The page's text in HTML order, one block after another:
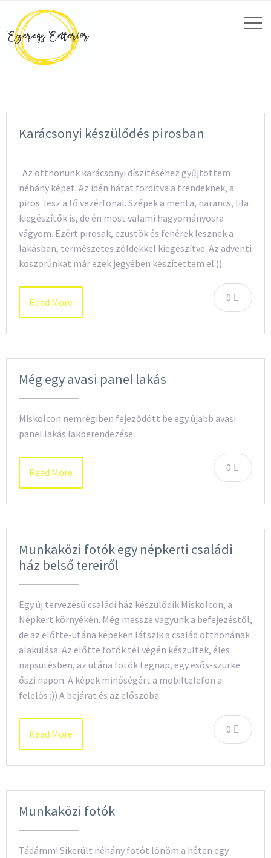
Karácsonyi készülődés pirosban
Az otthonunk karácsonyi díszítéséhez gyűjtöttem
néhány képet. Az idén hátat fordítva a trendeknek, a
piros lesz a fő vezérfonal. Szépek a menta, narancs, lila
kiegészítők is, de én most valami hagyományosra
vágyom. Ezért pirosak, ezüstök és fehérek lesznek a
lakásban, természetes zöldekkel kiegészítve. Az adventi
koszorúnkat már ezek jegyében készítettem el:))
0
Read More
Még egy avasi panel lakás
Miskolcon nemrégiben fejeződött be egy újabb avasi
panel lakás lakberendezése.
0
Read More
Munkaközi fotók egy népkerti családi
ház belső tereiről
Egy új tervezésű családi ház készülődik Miskolcon, a
Népkert környékén. Még messze vagyunk a befejezéstől,
de az előtte-utána képeken látszik a család otthonának
alakulása. Az előtte fotók tél végén készültek, éles
napsütésben, az utána fotók tegnap, egy esős-szürke
őszi napon. A képek minőségért a mobiltelefon a
felelős :)) A bejárat és az előszoba:
0
Read More
Munkaközi fotók
Tádámm! Sikerült néhány fotót lőnöm a héten egy